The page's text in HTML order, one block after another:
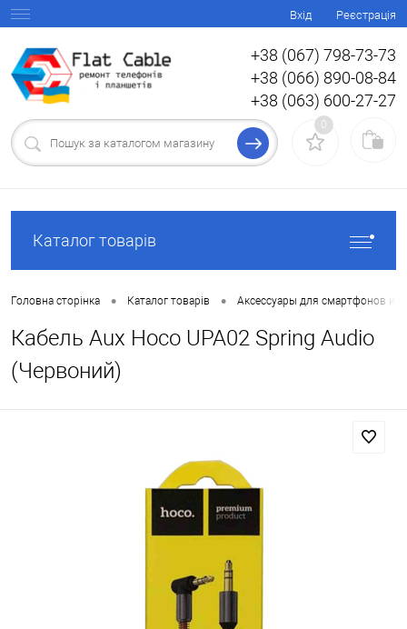
Вхід Реєстрація
+38 (067) 798-73-73
+38 (066) 890-08-84
+38 (063) 600-27-27
0
Каталог товарів
Головна сторінка • Каталог товарів • Аксессуары для смартфонов и
Кабель Aux Hoco UPA02 Spring Audio
(Червоний)